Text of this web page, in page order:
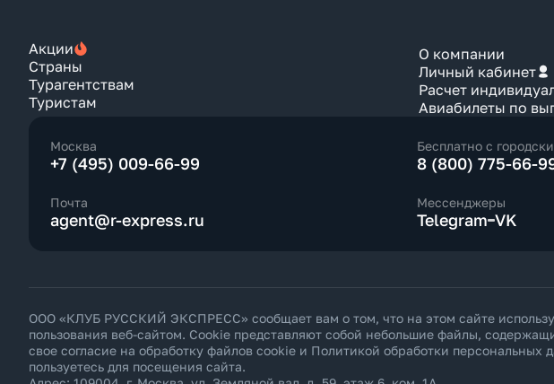
Акции
Страны
Турагентствам
Туристам
О компании
Личный кабинет
Расчет
Авиабилеты по
Москва
+7 (495) 009-66-99
Бесплатно с
8 (800) 775-66-
Почта
agent@r-express.ru
Мессенджеры
Telegram VK
ООО «КЛУБ РУССКИЙ ЭКСПРЕСС» сообщает вам о том, что на этом сайте
пользования веб-сайтом. Cookie представляют собой небольшие файлы,
свое согласие на обработку файлов cookie и Политикой обработки персональных
пользуетесь для посещения сайта.